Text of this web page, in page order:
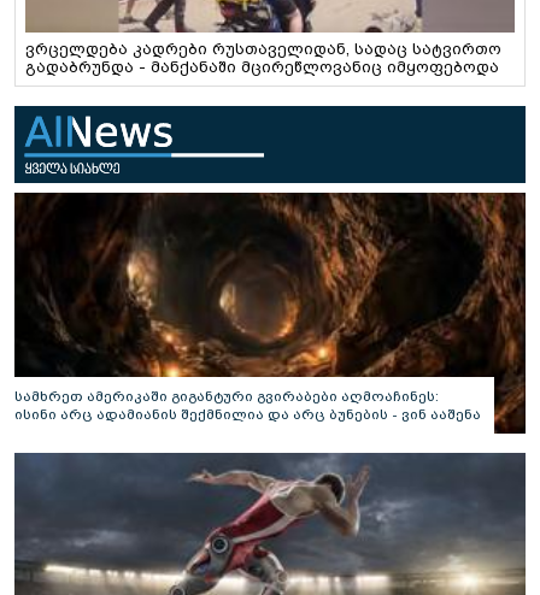
ვრცელდება კადრები რუსთაველიდან, სადაც სატვირთო
გადაბრუნდა - მანქანაში მცირეწლოვანიც იმყოფებოდა
სამხრეთ ამერიკაში გიგანტური გვირაბები აღმოაჩინეს:
ისინი არც ადამიანის შექმნილია და არც ბუნების - ვინ ააშენა